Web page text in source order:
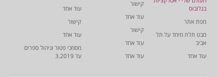
בגלובוס
מפת אתר
מבט תלת מימד על תל
אביב
עוד אחד
קישור
עוד אחד
קישור
עוד אחד
עוד אחד
עוד אחד
קישור
עוד אחד
מסמכי פטור וניהול ספרים
עד 3.2019